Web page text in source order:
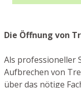
Die Öffnung von
Als professioneller
Aufbrechen von
über das nötige